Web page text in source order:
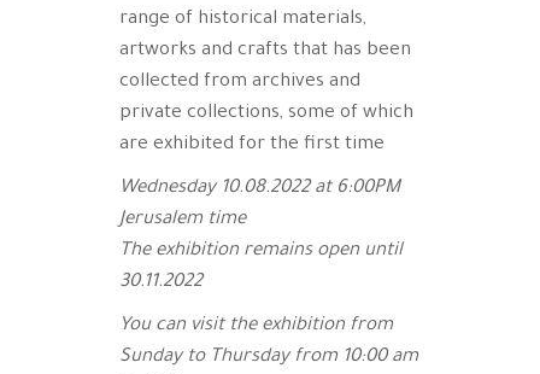
range of historical materials,
artworks and crafts that has been
collected from archives and
private collections, some of which
are exhibited for the first time
Wednesday 10.08.2022 at 6:00PM
Jerusalem time
The exhibition remains open until
30.11.2022
You can visit the exhibition from
Sunday to Thursday from 10:00 am